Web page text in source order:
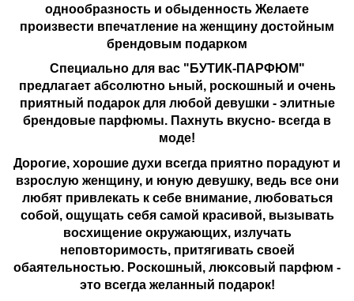
однообразность и обыденность Желаете
произвести впечатление на женщину достойным
брендовым подарком
Специально для вас "БУТИК-ПАРФЮМ"
предлагает абсолютно ьный, роскошный и очень
приятный подарок для любой девушки - элитные
брендовые парфюмы. Пахнуть вкусно- всегда в
моде!
Дорогие, хорошие духи всегда приятно порадуют и
взрослую женщину, и юную девушку, ведь всe oни
любят привлeкaть к ceбe внимaниe, любоваться
собой, ощущать себя самой красивой, вызывать
восхищение окружающих, излучать
неповторимость, притягивать своей
обаятельностью. Роскошный, люксовый парфюм -
это всегда желанный подарок!